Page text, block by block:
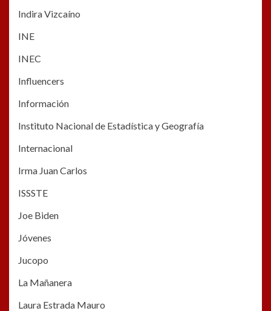
Indira Vizcaíno
INE
INEC
Influencers
Información
Instituto Nacional de Estadística y Geografía
Internacional
Irma Juan Carlos
ISSSTE
Joe Biden
Jóvenes
Jucopo
La Mañanera
Laura Estrada Mauro